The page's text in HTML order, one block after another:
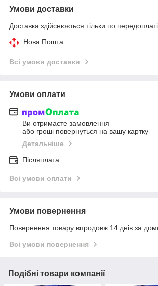
Умови доставки
Доставка здійснюється тільки по передоплаті.
Нова Пошта
Всі умови доставки
Умови оплати
Ви отримаєте замовлення
або гроші повернуться на вашу картку
Детальніше
Післяплата
Всі умови оплати
Умови повернення
Повернення товару впродовж 14 днів за
Всі умови повернення
Подібні товари компанії